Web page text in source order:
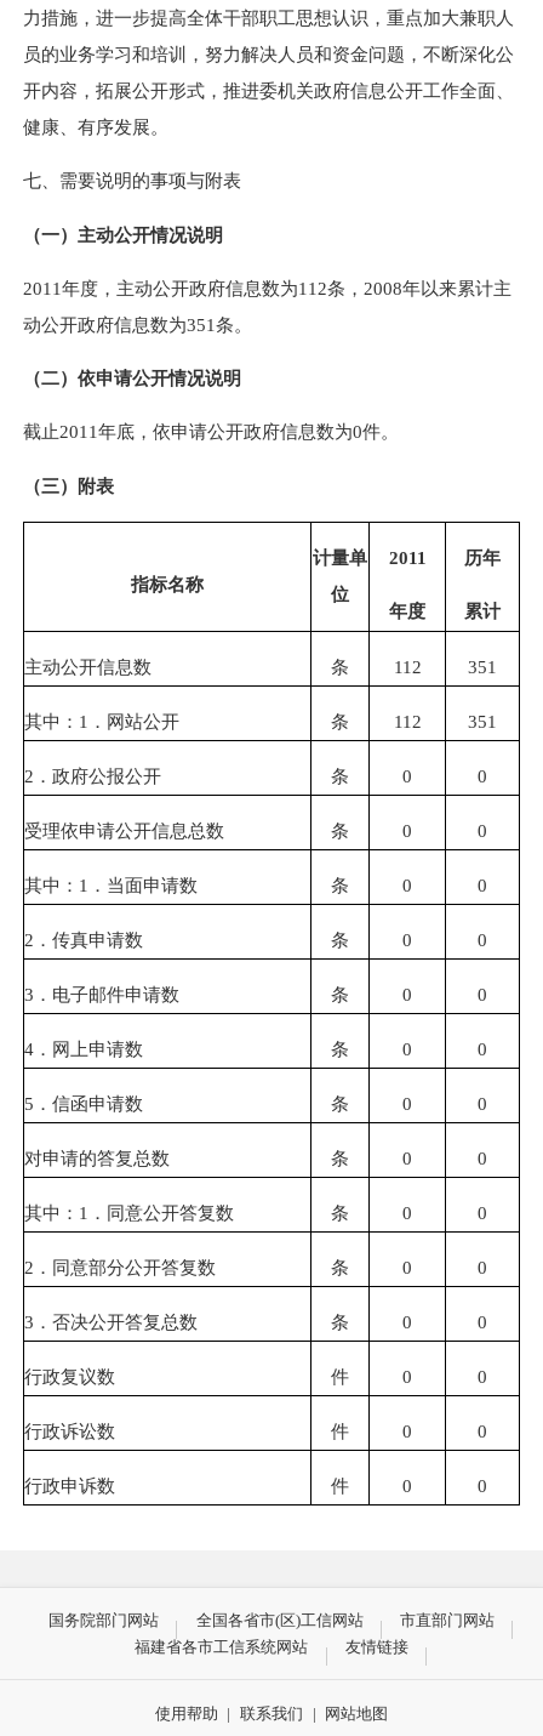
力措施，进一步提高全体干部职工思想认识，重点加大兼职人
员的业务学习和培训，努力解决人员和资金问题，不断深化公
开内容，拓展公开形式，推进委机关政府信息公开工作全面、
健康、有序发展。
七、需要说明的事项与附表
（一）主动公开情况说明
2011年度，主动公开政府信息数为112条，2008年以来累计主
动公开政府信息数为351条。
（二）依申请公开情况说明
截止2011年底，依申请公开政府信息数为0件。
（三）附表
指标名称
计量单
位
2011
年度
历年
累计
主动公开信息数 条 112 351
其中：1．网站公开 条 112 351
2 ．政府公报公开 条 0 0
受理依申请公开信息总数 条 0 0
其中：1．当面申请数 条 0 0
2 ．传真申请数 条 0 0
3 ．电子邮件申请数 条 0 0
4 ．网上申请数 条 0 0
5 ．信函申请数 条 0 0
对申请的答复总数 条 0 0
其中：1．同意公开答复数 条 0 0
2 ．同意部分公开答复数 条 0 0
3 ．否决公开答复总数 条 0 0
行政复议数 件 0 0
行政诉讼数 件 0 0
行政申诉数 件 0 0
国务院部门网站 全国各省市(区)工信网站
市直部门网站
福建省各市工信系统网站
友情链接
使用帮助 | 联系我们 |
网站地图